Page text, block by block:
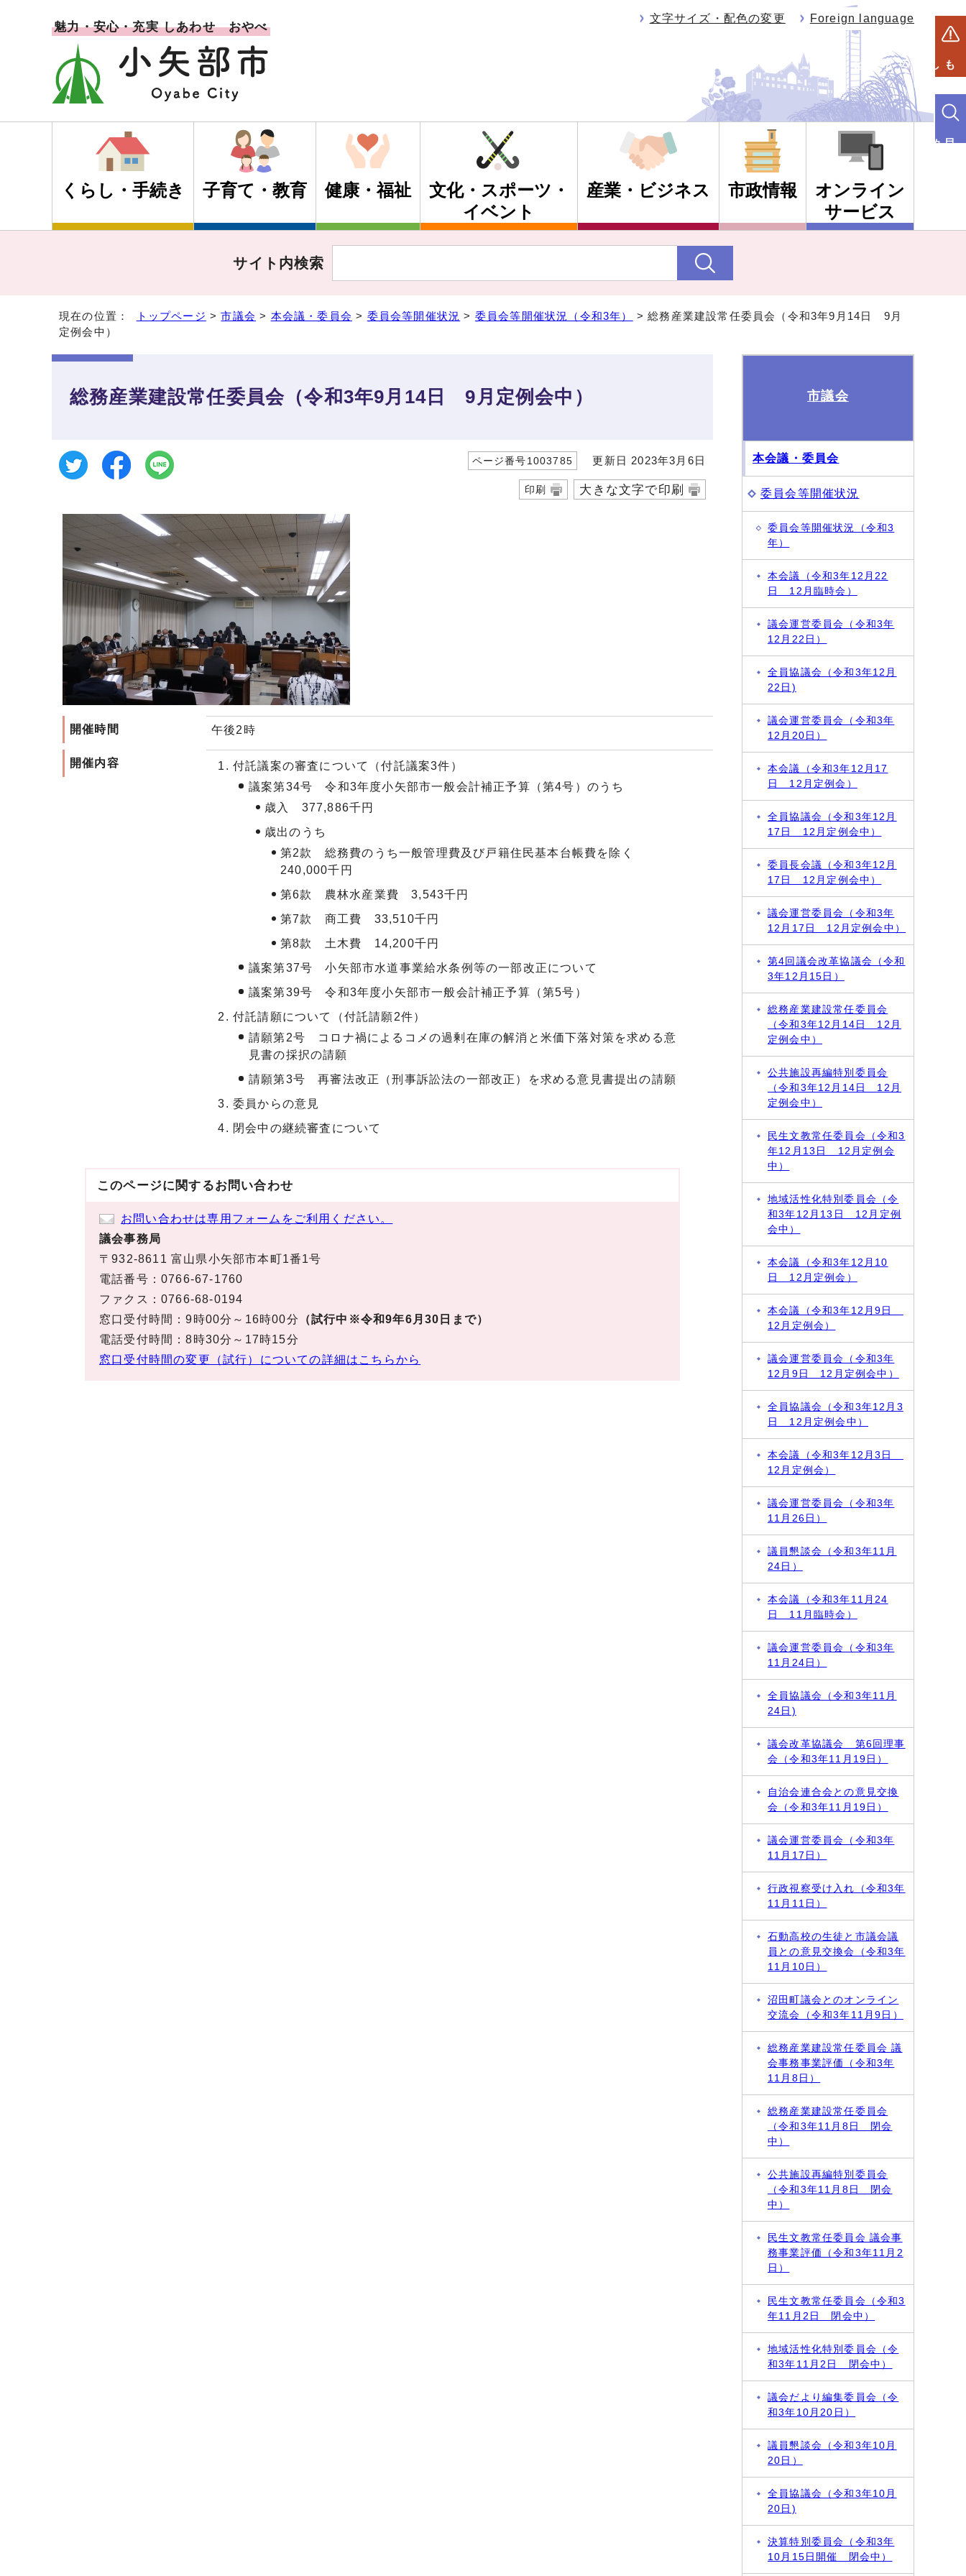
魅力・安心・充実 しあわせ おやべ
文字サイズ・配色の変更 Foreign language
もしものときは
くらし・手続き 子育て・教育 健康・福祉
文化・スポーツ・
イベント
産業・ビジネス 市政情報
オンライン
サービス
サイト内検索
現在の位置： トップページ >市議会 > 本会議・委員会 > 委員会等開催状況 > 委員会等開催状況（令和3年）
> 総務産業建設常任委員会（令和3年9月14日 9月
定例会中）
総務産業建設常任委員会（令和3年9月14日 9月定例会中）
ページ番号1003785 更新日 2023年3月6日
印刷 大きな文字で印刷
開催時間 午後2時
開催内容
付託議案の審査について（付託議案3件）
議案第34号 令和3年度小矢部市一般会計補正予算（第4号）のうち
歳入 377,886千円
歳出のうち
第2款 総務費のうち一般管理費及び戸籍住民基本台帳費を除く
240,000千円
第6款 農林水産業費 3,543千円
第7款 商工費 33,510千円
第8款 土木費 14,200千円
議案第37号 小矢部市水道事業給水条例等の一部改正について
議案第39号 令和3年度小矢部市一般会計補正予算（第5号）
付託請願について（付託請願2件）
請願第2号 コロナ禍によるコメの過剰在庫の解消と米価下落対策を求める意
見書の採択の請願
請願第3号 再審法改正（刑事訴訟法の一部改正）を求める意見書提出の請願
委員からの意見
閉会中の継続審査について
このページに関するお問い合わせ
お問い合わせは専用フォームをご利用ください。
議会事務局
〒932-8611 富山県小矢部市本町1番1号
電話番号：0766-67-1760
ファクス：0766-68-0194
窓口受付時間：9時00分～16時00分
（試行中※令和9年6月30日まで）
電話受付時間：8時30分～17時15分
窓口受付時間の変更（試行）についての詳細はこちらから
市議会
本会議・委員会
委員会等開催状況
委員会等開催状況（令和3
年）
本会議（令和3年12月22
日 12月臨時会）
議会運営委員会（令和3年
12月22日）
全員協議会（令和3年12月
22日)
議会運営委員会（令和3年
12月20日）
本会議（令和3年12月17
日 12月定例会）
全員協議会（令和3年12月
17日 12月定例会中）
委員長会議（令和3年12月
17日 12月定例会中）
議会運営委員会（令和3年
12月17日 12月定例会中）
第4回議会改革協議会（令和
3年12月15日）
総務産業建設常任委員会
（令和3年12月14日 12月
定例会中）
公共施設再編特別委員会
（令和3年12月14日 12月
定例会中）
民生文教常任委員会（令和3
年12月13日 12月定例会
中）
地域活性化特別委員会（令
和3年12月13日 12月定例
会中）
本会議（令和3年12月10
日 12月定例会）
本会議（令和3年12月9日
12月定例会）
議会運営委員会（令和3年
12月9日 12月定例会中）
全員協議会（令和3年12月3
日 12月定例会中）
本会議（令和3年12月3日
12月定例会）
議会運営委員会（令和3年
11月26日）
議員懇談会（令和3年11月
24日）
本会議（令和3年11月24
日 11月臨時会）
議会運営委員会（令和3年
11月24日）
全員協議会（令和3年11月
24日)
議会改革協議会 第6回理事
会（令和3年11月19日）
自治会連合会との意見交換
会（令和3年11月19日）
議会運営委員会（令和3年
11月17日）
行政視察受け入れ（令和3年
11月11日）
石動高校の生徒と市議会議
員との意見交換会（令和3年
11月10日）
沼田町議会とのオンライン
交流会（令和3年11月9日）
総務産業建設常任委員会 議
会事務事業評価（令和3年
11月8日）
総務産業建設常任委員会
（令和3年11月8日 閉会
中）
公共施設再編特別委員会
（令和3年11月8日 閉会
中）
民生文教常任委員会 議会事
務事業評価（令和3年11月2
日）
民生文教常任委員会（令和3
年11月2日 閉会中）
地域活性化特別委員会（令
和3年11月2日 閉会中）
議会だより編集委員会（令
和3年10月20日）
議員懇談会（令和3年10月
20日）
全員協議会（令和3年10月
20日)
決算特別委員会（令和3年
10月15日開催 閉会中）